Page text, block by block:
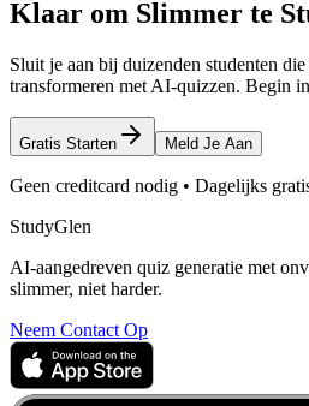
Klaar om Slimmer te
Sluit je aan bij duizenden studenten
transformeren met AI-quizzen. Begin
Gratis Starten Meld Je Aan
Geen creditcard nodig • Dagelijks
StudyGlen
AI-aangedreven quiz generatie met
slimmer, niet harder.
Neem Contact Op